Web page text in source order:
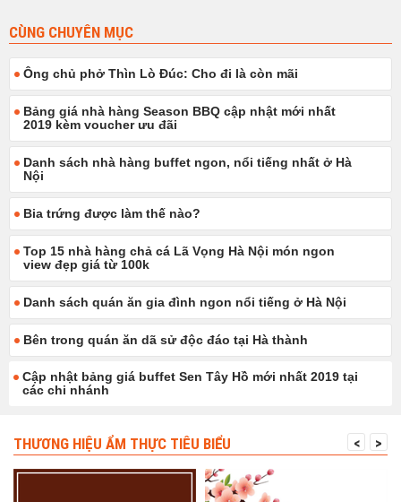
CÙNG CHUYÊN MỤC
Ông chủ phở Thìn Lò Đúc: Cho đi là còn mãi
Bảng giá nhà hàng Season BBQ cập nhật mới nhất
2019 kèm voucher ưu đãi
Danh sách nhà hàng buffet ngon, nổi tiếng nhất ở Hà
Nội
Bia trứng được làm thế nào?
Top 15 nhà hàng chả cá Lã Vọng Hà Nội món ngon
view đẹp giá từ 100k
Danh sách quán ăn gia đình ngon nổi tiếng ở Hà Nội
Bên trong quán ăn dã sử độc đáo tại Hà thành
Cập nhật bảng giá buffet Sen Tây Hồ mới nhất 2019 tại
các chi nhánh
THƯƠNG HIỆU ẨM THỰC TIÊU BIỂU < >